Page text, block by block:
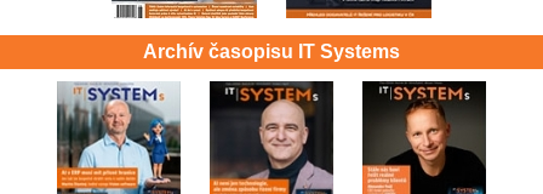
Archív časopisu IT Systems